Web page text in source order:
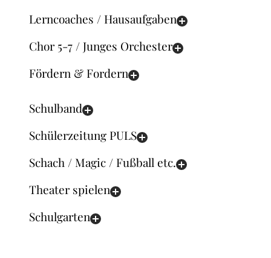
Lerncoaches / Hausaufgaben
Chor 5-7 / Junges Orchester
Fördern & Fordern
Schulband
Schülerzeitung PULS
Schach / Magic / Fußball etc.
Theater spielen
Schulgarten